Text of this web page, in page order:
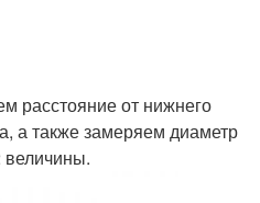
расстояние от нижнего
а также замеряем диаметр
величины.